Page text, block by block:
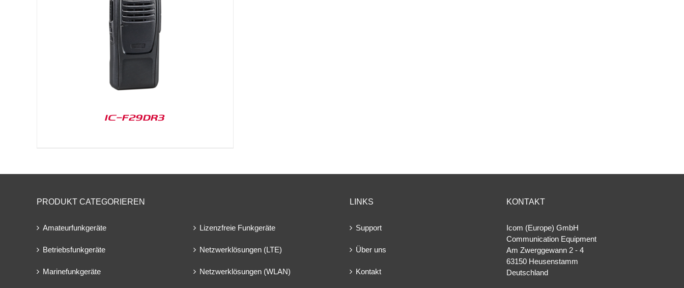
IC-F29DR3
PRODUKT CATEGORIEREN
Amateurfunkgeräte
Betriebsfunkgeräte
Marinefunkgeräte
Lizenzfreie Funkgeräte
Netzwerklösungen (LTE)
Netzwerklösungen (WLAN)
LINKS
Support
Über uns
Kontakt
KONTAKT
Icom (Europe) GmbH
Communication Equipment
Am Zwerggewann 2 ‐ 4
63150 Heusenstamm
Deutschland